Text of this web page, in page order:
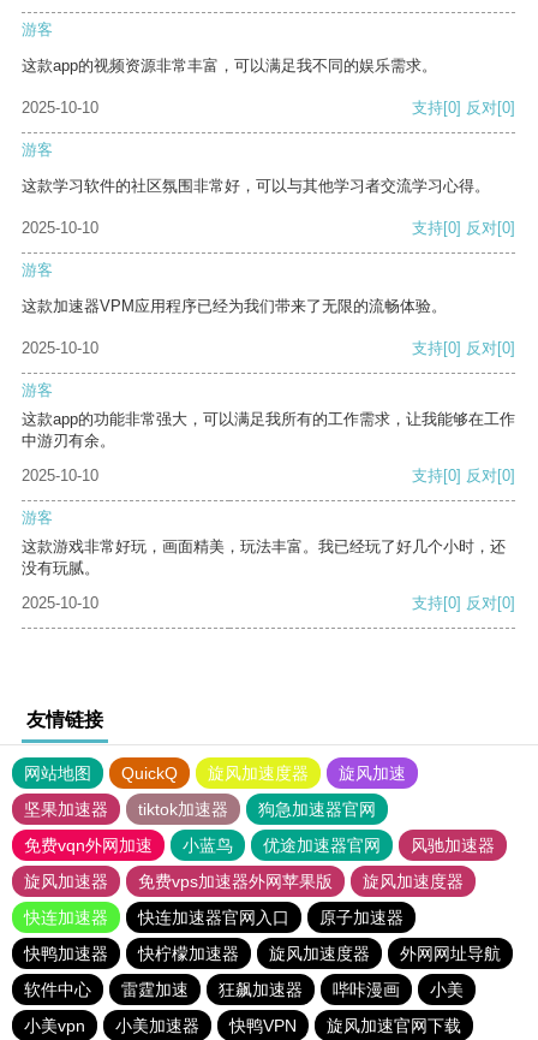
游客
这款app的视频资源非常丰富，可以满足我不同的娱乐需求。
2025-10-10 支持[0] 反对[0]
游客
这款学习软件的社区氛围非常好，可以与其他学习者交流学习心得。
2025-10-10 支持[0] 反对[0]
游客
这款加速器VPM应用程序已经为我们带来了无限的流畅体验。
2025-10-10 支持[0] 反对[0]
游客
这款app的功能非常强大，可以满足我所有的工作需求，让我能够在工作
中游刃有余。
2025-10-10
支持[0] 反对[0]
游客
这款游戏非常好玩，画面精美，玩法丰富。我已经玩了好几个小时，还
没有玩腻。
2025-10-10
支持[0] 反对[0]
友情链接
网站地图 QuickQ 旋风加速度器
旋风加速
坚果加速器
tiktok加速器
狗急加速器官网
免费vqn外网加速
小蓝鸟 优途加速器官网
风驰加速器
旋风加速器
免费vps加速器外网苹果版
旋风加速度器
快连加速器
快连加速器官网入口
原子加速器
快鸭加速器
快柠檬加速器 旋风加速度器
外网网址导航
软件中心
雷霆加速 狂飙加速器 哔咔漫画
小美
小美vpn
小美加速器 快鸭VPN 旋风加速官网下载